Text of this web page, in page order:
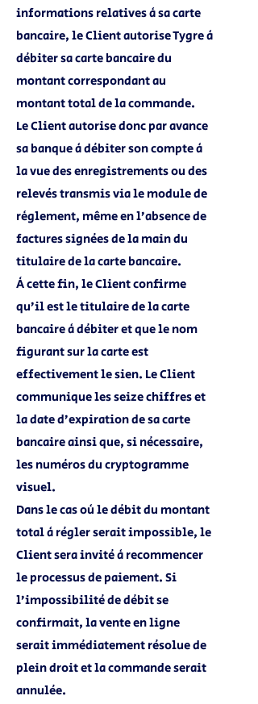
informations relatives à sa carte
bancaire, le Client autorise Tygre à
débiter sa carte bancaire du
montant correspondant au
montant total de la commande.
Le Client autorise donc par avance
sa banque à débiter son compte à
la vue des enregistrements ou des
relevés transmis via le module de
règlement, même en l’absence de
factures signées de la main du
titulaire de la carte bancaire.
À cette fin, le Client confirme
qu’il est le titulaire de la carte
bancaire à débiter et que le nom
figurant sur la carte est
effectivement le sien. Le Client
communique les seize chiffres et
la date d’expiration de sa carte
bancaire ainsi que, si nécessaire,
les numéros du cryptogramme
visuel.
Dans le cas où le débit du montant
total à régler serait impossible, le
Client sera invité à recommencer
le processus de paiement. Si
l’impossibilité de débit se
confirmait, la vente en ligne
serait immédiatement résolue de
plein droit et la commande serait
annulée.